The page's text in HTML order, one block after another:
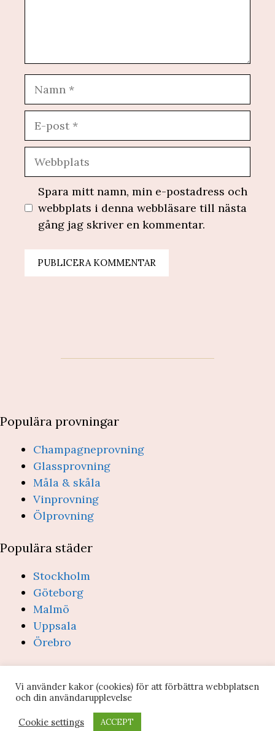
post
Webbplats
Spara mitt namn, min e-postadress och
webbplats i denna webbläsare till nästa
gång jag skriver en kommentar.
Populära provningar
Champagneprovning
Glassprovning
Måla & skåla
Vinprovning
Ölprovning
Populära städer
Stockholm
Göteborg
Malmö
Uppsala
Örebro
villkor- info@provsmakning.se
559022-4076)
Vi använder kakor (cookies) för att förbättra webbplatsen
och din användarupplevelse
Cookie settings ACCEPT